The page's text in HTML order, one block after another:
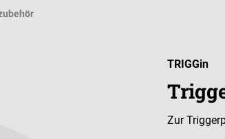
TRIGGin
Zur